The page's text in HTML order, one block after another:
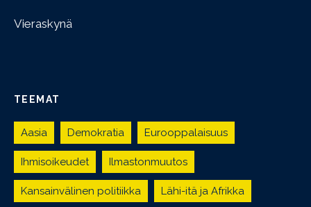
Vieraskynä
TEEMAT
Aasia Demokratia Eurooppalaisuus
Ihmisoikeudet Ilmastonmuutos
Kansainvälinen politiikka Lähi-itä ja Afrikka